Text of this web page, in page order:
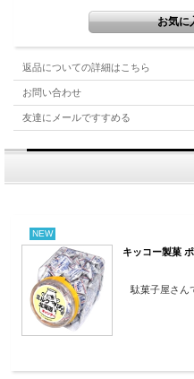
返品についての詳細はこちら
お問い合わせ
友達にメールですすめる
NEW
キッコー製菓
駄菓子屋さん